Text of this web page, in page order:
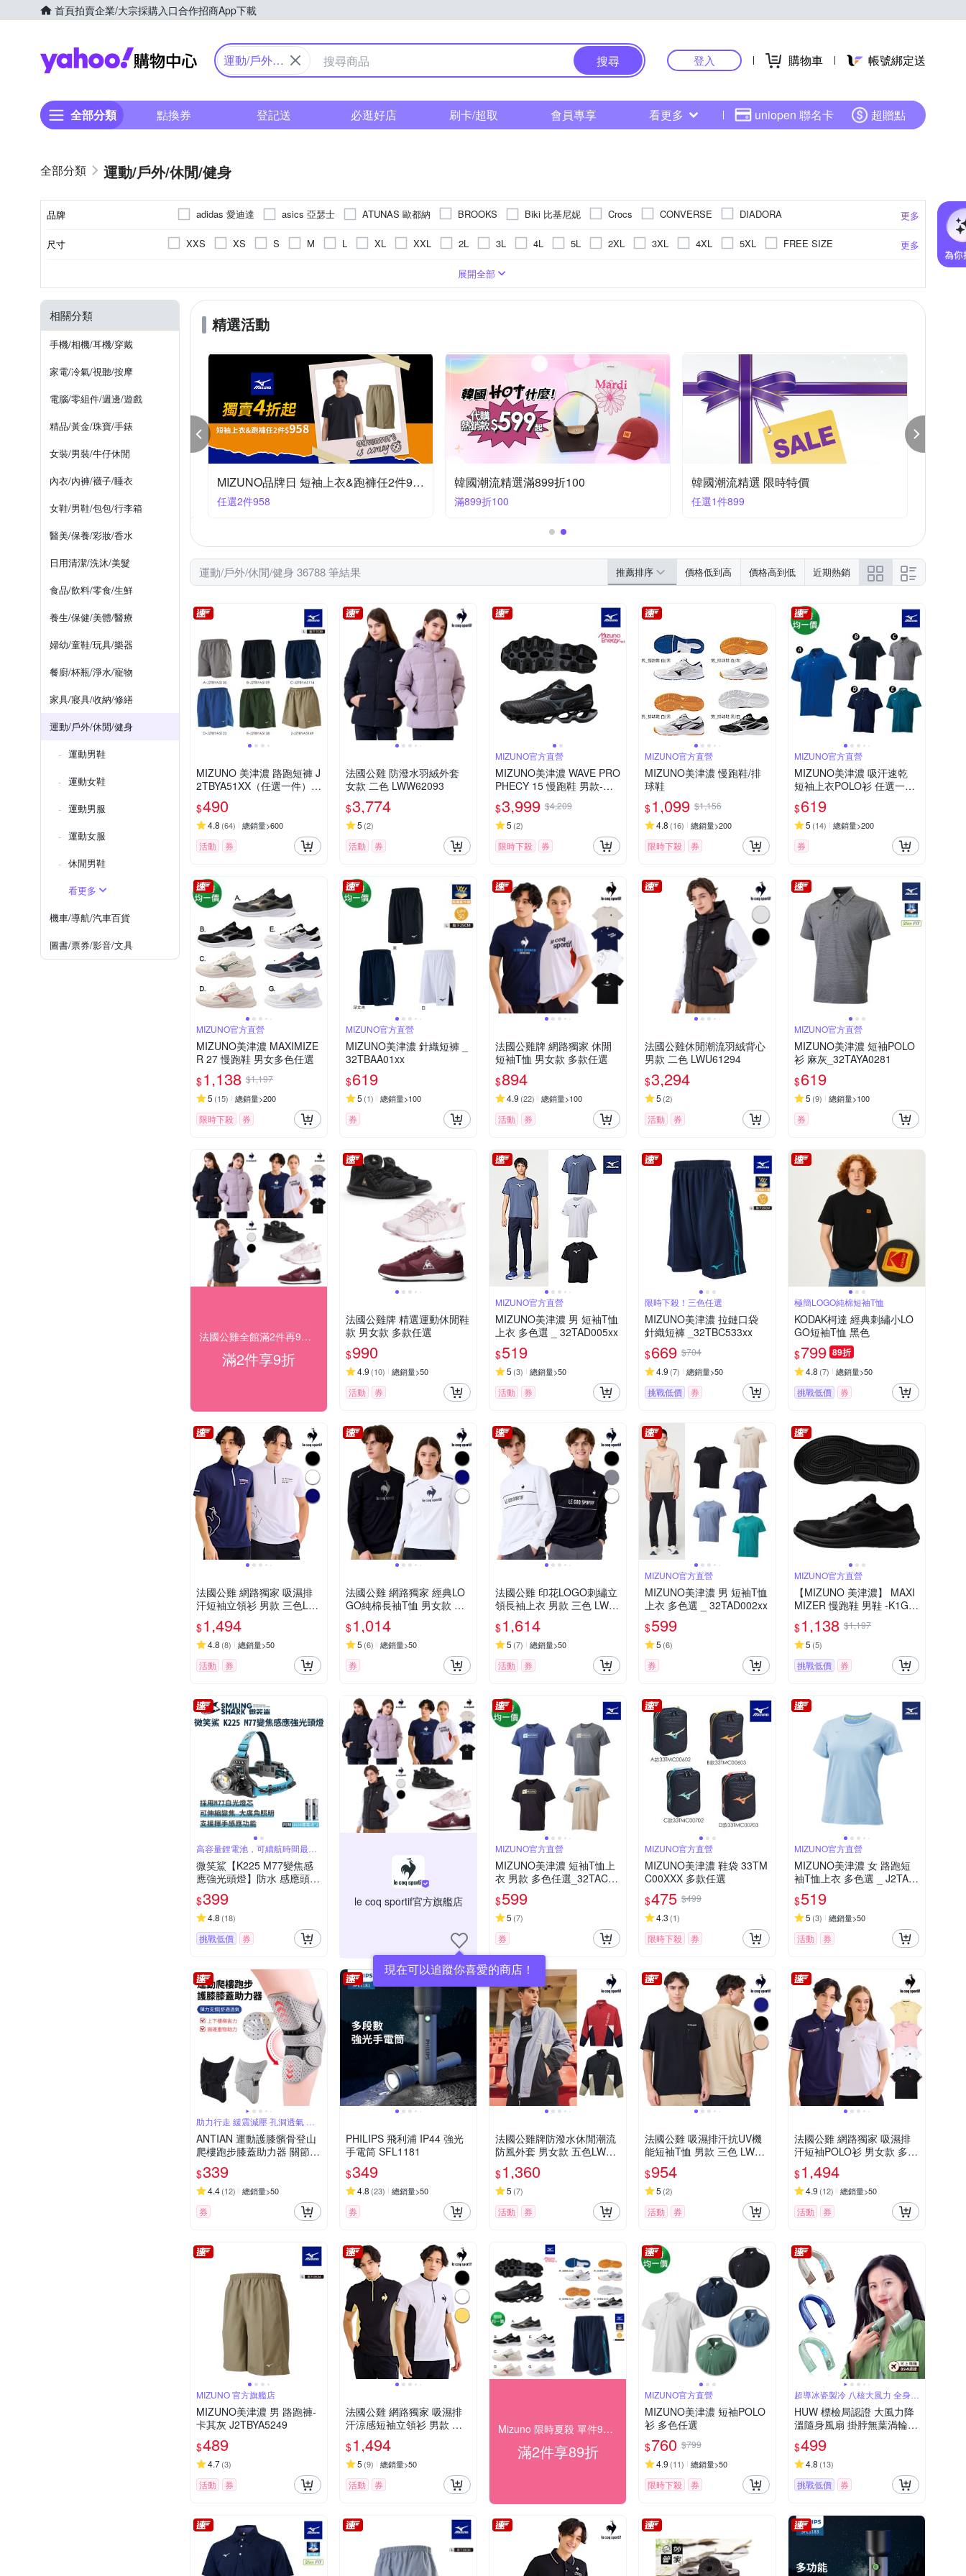
首頁拍賣企業/大宗採購入口合作招商App下載
Yahoo購物中心
運動/戶外/
搜尋 登入 購物車 帳號綁定送
全部分類 點換券 登記送 必逛好店 刷卡/超取 會員專享 看更多 uniopen 聯名卡 超贈點
運動/戶外/休閒/健身
品牌 更多
adidas 愛迪達 asics 亞瑟士 ATUNAS 歐都納 BROOKS Biki 比基尼妮 Crocs CONVERSE
DIADORA
DIBOTE 迪伯特
FILA Injinji Jack wolfskin 飛狼 KAPPA Keds LE COQ SPORTIF 公雞 LOTTO
Lynx
PONY
PUMA PLAYBOY QWQ Reebok ROYAL Elastics REEF RINKA 梨卡
Summer Love 夏之戀
UNDER ARMOUR
其他品牌
沙兒斯 狐狸姬 遊遍天下 泳之美
尺寸 更多
XXS XS S M L XL XXL 2L 3L 4L 5L 2XL 3XL 4XL 5XL
FREE SIZE
US5.5
US9.5
US10 US10.5 US11 US11.5 US12 US12.5 US13 US13.5 US14 US14.5 US15
EU30
EU31
EU32
長袖T恤
短襪
涼鞋
二件式比基尼 四角長泳褲 果凍鞋/膠鞋
12cm
21.5cm
22cm
布面
展開全部
相關分類
手機/相機/耳機/穿戴
家電/冷氣/視聽/按摩
電腦/零組件/週邊/遊戲
精品/黃金/珠寶/手錶
女裝/男裝/牛仔休閒
內衣/內褲/襪子/睡衣
女鞋/男鞋/包包/行李箱
醫美/保養/彩妝/香水
日用清潔/洗沐/美髮
食品/飲料/零食/生鮮
養生/保健/美體/醫療
婦幼/童鞋/玩具/樂器
餐廚/杯瓶/淨水/寵物
家具/寢具/收納/修繕
運動/戶外/休閒/健身
運動男鞋
運動女鞋
運動男服
運動女服
休閒男鞋
看更多
機車/導航/汽車百貨
圖書/票券/影音/文具
精選活動
限時夏殺 單件95折/任2件89折 MIZUNO品牌日 短袖上衣&跑褲任2件958
任選2件958
韓國潮流精選滿899折100
滿899折100
韓國潮流精選 限時特價
任選1件899
運動/戶外/休閒/健身 36788 筆結果 推薦排序 價格低到高 價格高到低 近期熱銷
MIZUNO 美津濃 路跑短褲 J
2TBYA51XX（任選一件）
(短褲)
$490
4.8 (64) 總銷量>600
活動 券
法國公雞 防潑水羽絨外套
女款 二色 LWW62093
$3,774
5 (2)
活動 券
MIZUNO官方直營
MIZUNO美津濃 WAVE PRO
PHECY 15 慢跑鞋 男款-黑
_J1GC265131
$3,999 $4,209
5 (2)
限時下殺 券
MIZUNO官方直營
MIZUNO美津濃 慢跑鞋/排
球鞋
$1,099 $1,156
4.8 (16) 總銷量>200
限時下殺 券
MIZUNO官方直營
MIZUNO美津濃 吸汗速乾
短袖上衣POLO衫 任選一件
_32TAYA01/02
$619
5 (14) 總銷量>200
券
MIZUNO官方直營
MIZUNO美津濃 MAXIMIZE
R 27 慢跑鞋 男女多色任選
$1,138 $1,197
5 (15) 總銷量>200
限時下殺 券
MIZUNO官方直營
MIZUNO美津濃 針織短褲 _
32TBAA01xx
$619
5 (1) 總銷量>100
券
法國公雞牌 網路獨家 休閒
短袖T恤 男女款 多款任選
$894
4.9 (22) 總銷量>100
活動 券
法國公雞休閒潮流羽絨背心
男款 二色 LWU61294
$3,294
5 (2)
活動 券
MIZUNO官方直營
MIZUNO美津濃 短袖POLO
衫 麻灰_32TAYA0281
$619
5 (9) 總銷量>100
券
法國公雞全館滿2件再9折 滿額雙重送
滿2件享9折
法國公雞牌 精選運動休閒鞋
款 男女款 多款任選
$990
4.9 (10) 總銷量>50
活動 券
MIZUNO官方直營
MIZUNO美津濃 男 短袖T恤
上衣 多色選 _ 32TAD005xx
$519
5 (3) 總銷量>50
活動 券
限時下殺！三色任選
MIZUNO美津濃 拉鏈口袋
針織短褲 _32TBC533xx
$669 $704
4.9 (7) 總銷量>50
挑戰低價 券
極簡LOGO純棉短袖T恤
KODAK柯達 經典刺繡小LO
GO短袖T恤 黑色
$799 89折
4.8 (7) 總銷量>50
挑戰低價 券
法國公雞 網路獨家 吸濕排
汗短袖立領衫 男款 三色LW
V21945
$1,494
4.8 (8) 總銷量>50
活動 券
法國公雞 網路獨家 經典LO
GO純棉長袖T恤 男女款 三
$1,014
5 (6) 總銷量>50
券
法國公雞 印花LOGO刺繡立
領長袖上衣 男款 三色 LWW
21044
$1,614
5 (7) 總銷量>50
活動 券
MIZUNO官方直營
MIZUNO美津濃 男 短袖T恤
上衣 多色選 _ 32TAD002xx
$599
5 (6)
券
MIZUNO官方直營
【MIZUNO 美津濃】 MAXI
MIZER 慢跑鞋 男鞋 -K1GA
250209
$1,138 $1,197
5 (5)
挑戰低價 券
高容量鋰電池，可續航時間最長
可達12小時
微笑鯊【K225 M77變焦感
應強光頭燈】防水 感應頭燈
釣魚頭燈 頭戴式頭燈 夜釣
燈 工作燈 露營 登山 戶外照
明 多功能照明_急速配
$399
4.8 (18)
挑戰低價 券
le coq sportif官方旗艦店
現在可以追蹤你喜愛的商店！
MIZUNO官方直營
MIZUNO美津濃 短袖T恤上
衣 男款 多色任選_32TAC00
xxx
$599
5 (7)
券
MIZUNO官方直營
MIZUNO美津濃 鞋袋 33TM
C00XXX 多款任選
$475 $499
4.3 (1)
限時下殺 券
MIZUNO官方直營
MIZUNO美津濃 女 路跑短
袖T恤上衣 多色選 _ J2TAD
202xx
$519
5 (3) 總銷量>50
活動 券
助力行走 緩震減壓 孔洞透氣 反
彈助力
ANTIAN 運動護膝髕骨登山
爬樓跑步膝蓋助力器 關節保
護彈簧護具 護膝帶 深蹲起
身省力器
$339
4.4(12) 總銷量>50
券
PHILIPS 飛利浦 IP44 強光
手電筒 SFL1181
$349
4.8 (23) 總銷量>50
券
法國公雞牌防潑水休閒潮流
防風外套 男女款 五色LWQ6
1264&62264
$1,360
5 (7)
活動 券
法國公雞 吸濕排汗抗UV機
能短袖T恤 男款 三色 LWX2
1001
$954
5 (2)
活動 券
法國公雞 網路獨家 吸濕排
汗短袖POLO衫 男女款 多款
任選
$1,494
4.9 (12) 總銷量>50
活動 券
MIZUNO 官方旗艦店
MIZUNO美津濃 男 路跑褲-
卡其灰 J2TBYA5249
$489
4.7(3)
活動 券
法國公雞 網路獨家 吸濕排
汗涼感短袖立領衫 男款 三
色 LWV21944
$1,494
5 (9) 總銷量>50
活動 券
Mizuno 限時夏殺 單件95折/任2件89折
滿2件享89折
MIZUNO官方直營
MIZUNO美津濃 短袖POLO
衫 多色任選
$760 $799
4.9 (11) 總銷量>50
限時下殺 券
超導冰瓷製冷 八核大風力 全身環
繞送風
HUW 標檢局認證 大風力降
溫隨身風扇 掛脖無葉渦輪懶
人風扇 戶外露營靜音便攜迷
你風扇（可上飛機）
$499
4.8 (13)
挑戰低價 券